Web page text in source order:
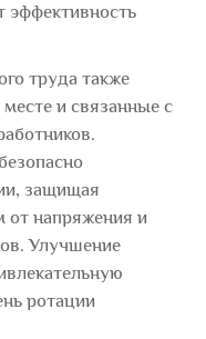
эффективность
труда также
и связанные с
защищая
от напряжения и
Улучшение
ротации